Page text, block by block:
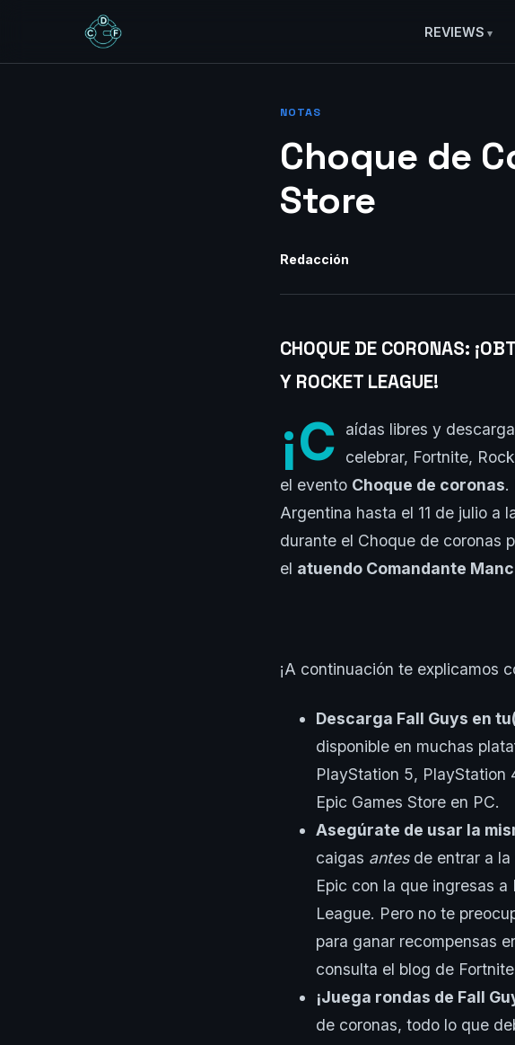
REVIEWS
NOTAS
Choque de
Store
Redacción
CHOQUE DE CORONAS:
Y ROCKET LEAGUE!
¡C
aídas libres y
celebrar, Fortnite,
el evento Choque de coronas.
Argentina hasta el 11 de julio a
durante el Choque de coronas
el atuendo Comandante
¡A continuación te explicamos
Descarga Fall Guys en
disponible en muchas
PlayStation 5, PlayStation
Epic Games Store en PC.
Asegúrate de usar la
caigas antesde entrar a la
Epic con la que ingresas
League. Pero no te
para ganar recompensas
consulta el blog de
¡Juega rondas de Fall
de coronas, todo lo que